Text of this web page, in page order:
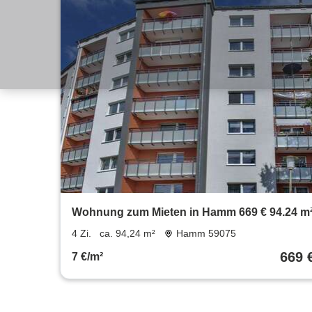
Wohnung zum Mieten in Hamm 669 € 94.24
4 Zi. ca. 94,24 m² Hamm 59075
7 €/m² 669